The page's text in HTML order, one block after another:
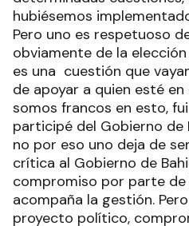
hubiésemos
Pero uno es respetuoso
obviamente de la
es una cuestión que
de apoyar a quien esté
somos francos en esto,
participé del Gobierno de
no por eso uno deja de
crítica al Gobierno de
compromiso por parte de
acompaña la gestión.
proyecto político,